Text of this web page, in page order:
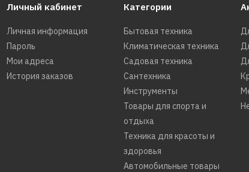
Личный кабинет
Личная информация
Пароль
Мои адреса
История заказов
Категории
Бытовая техника
Климатическая техника
Садовая техника
Сантехника
Инструменты
Товары для спорта и
отдыха
Техника для красоты и
здоровья
Автомобильные товары